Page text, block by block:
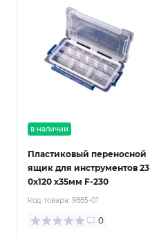
в наличии
Пластиковый переносной
ящик для инструментов 23
0х120 х35мм F-230
Код товара: 9885-01
0